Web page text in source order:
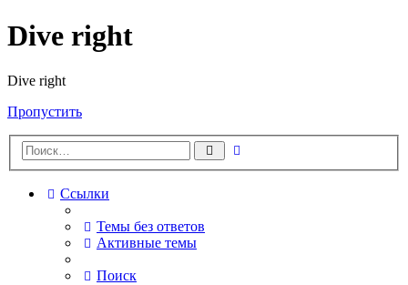
Dive right
Dive right
Пропустить
Поиск
Ссылки
Темы без ответов
Активные темы
Поиск